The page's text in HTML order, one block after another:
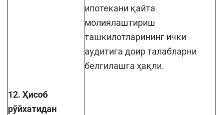
ипотекани қайта
молиялаштириш
ташкилотларининг ички
аудитига доир талабларни
белгилашга ҳақли.
12. Ҳисоб
рўйхатидан